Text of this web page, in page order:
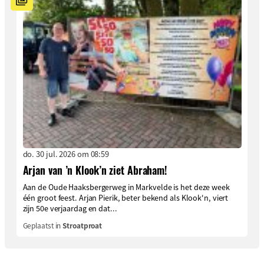
do. 30 jul. 2026 om 08:59
Arjan van ’n Klook’n ziet Abraham!
Aan de Oude Haaksbergerweg in Markvelde is het deze week
één groot feest. Arjan Pierik, beter bekend als Klook'n, viert
zijn 50e verjaardag en dat...
Geplaatst inStroatproat